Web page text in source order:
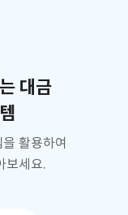
대금
활용하여
보세요.